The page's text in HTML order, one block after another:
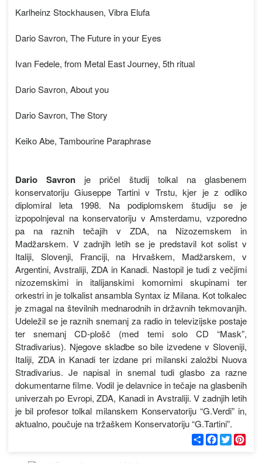
Karlheinz Stockhausen, Vibra Elufa
Dario Savron, The Future in your Eyes
Ivan Fedele, from Metal East Journey, 5th ritual
Dario Savron, About you
Dario Savron, The Story
Keiko Abe, Tambourine Paraphrase
Dario Savron je pričel študij tolkal na glasbenem
konservatoriju Giuseppe Tartini v Trstu, kjer je z odliko
diplomiral leta 1998. Na podiplomskem študiju se je
izpopolnjeval na konservatoriju v Amsterdamu, vzporedno
pa na raznih tečajih v ZDA, na Nizozemskem in
Madžarskem. V zadnjih letih se je predstavil kot solist v
Italiji, Slovenji, Franciji, na Hrvaškem, Madžarskem, v
Argentini, Avstraliji, ZDA in Kanadi. Nastopil je tudi z večjimi
nizozemskimi in italijanskimi komornimi skupinami ter
orkestri in je tolkalist ansambla Syntax iz Milana. Kot tolkalec
je zmagal na številnih mednarodnih in državnih tekmovanjih.
Udeležil se je raznih snemanj za radio in televizijske postaje
ter snemanj CD-plošč (med temi solo CD “Mask”,
Stradivarius). Njegove skladbe so bile izvedene v Sloveniji,
Italiji, ZDA in Kanadi ter izdane pri milanski založbi Nuova
Stradivarius. Je napisal in snemal tudi glasbo za razne
dokumentarne filme. Vodil je delavnice in tečaje na glasbenih
univerzah po Evropi, ZDA, Kanadi in Avstraliji. V zadnjih letih
je bil profesor tolkal milanskem Konservatoriju “G.Verdi” in,
aktualno, poučuje na tržaškem Konservatoriju “G.Tartini”.
С
п
F
a
T
w